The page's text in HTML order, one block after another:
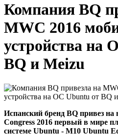
Компания BQ
MWC 2016
устройства на
BQ и Meizu
Испанский бренд BQ привез
Congress 2016 первый в мире
системе Ubuntu - M10 Ubuntu